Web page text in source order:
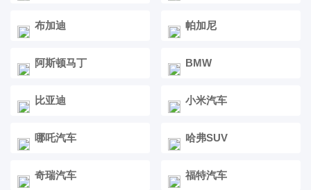
布加迪 帕加尼
阿斯顿马丁 BMW
比亚迪 小米汽车
哪吒汽车 哈弗SUV
奇瑞汽车 福特汽车